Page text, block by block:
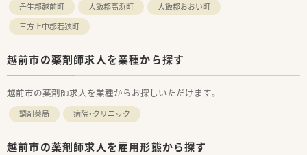
丹生郡越前町
大飯郡高浜町
大飯郡おおい町
三方上中郡若狭町
越前市の薬剤師求人を業種から探す
越前市の薬剤師求人を業種からお探しいただけます。
調剤薬局 病院・クリニック
越前市の薬剤師求人を雇用形態から探す